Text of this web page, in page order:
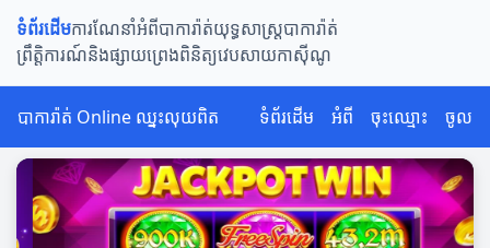
ទំព័រដើមការណែនាំអំពីបាការ៉ាត់យុទ្ធសាស្ត្របាការ៉ាត់
ព្រឹត្តិការណ៍និងផ្សាយព្រេងពិនិត្យវេបសាយកាស៊ីណូ
បាការ៉ាត់ Online ឈ្នះលុយពិត ទំព័រដើម អំពី ចុះឈ្មោះ ចូល